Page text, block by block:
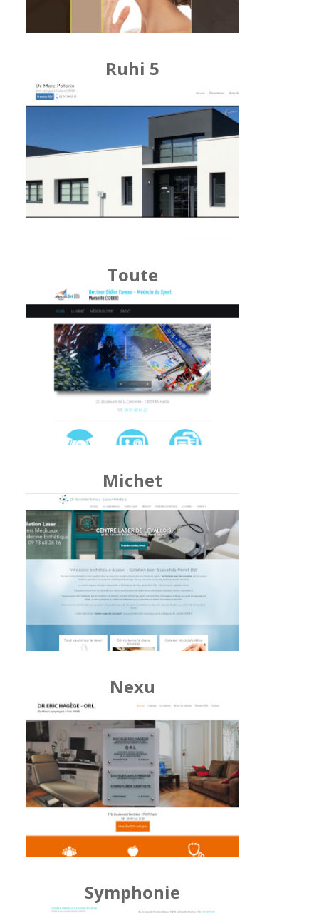
Ruhi 5
Toute
Michet
Nexu
Symphonie